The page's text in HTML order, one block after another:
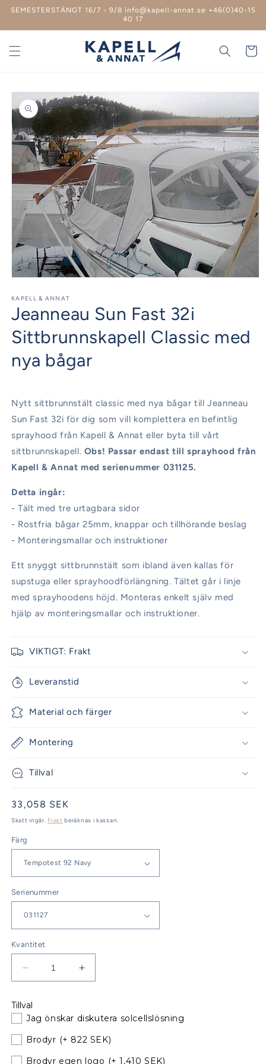
vidare
innehåll
SEMESTERSTÄNGT 16/7 - 9/8 info@kapell-annat.se +46(0)40-15
40 17
vidare till
1
modalfönster
KAPELL & ANNAT
Jeanneau Sun Fast 32i
Sittbrunnskapell Classic med
nya bågar
Nytt sittbrunnstält classic med nya bågar till Jeanneau
Sun Fast 32i för dig som vill komplettera en befintlig
sprayhood från Kapell & Annat eller byta till vårt
sittbrunnskapell. Obs! Passar endast till sprayhood från
Kapell & Annat med serienummer 031125.
Detta ingår:
- Tält med tre urtagbara sidor
- Rostfria bågar 25mm, knappar och tillhörande beslag
- Monteringsmallar och instruktioner
Ett snyggt sittbrunnstält som ibland även kallas för
supstuga eller sprayhoodförlängning. Tältet går i linje
med sprayhoodens höjd. Monteras enkelt själv med
hjälp av monteringsmallar och instruktioner.
VIKTIGT: Frakt
Leveranstid
Material och färger
Montering
Tillval
Ordinarie
pris
33,058 SEK
Skatt ingår. Frakt beräknas i kassan.
Färg
Serienummer
Kvantitet
Minska
kvantitet
Jeanneau
Sun
Fast
Sittbrunnskapell
Öka
kvantitet
Sun
Fast
Sittbrunnskapell
Tillval
Jag önskar diskutera solcellslösning
Brodyr (+ 822 SEK)
Brodyr egen logo (+ 1,410 SEK)